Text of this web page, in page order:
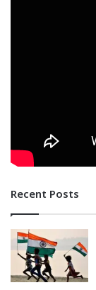
Recent Posts